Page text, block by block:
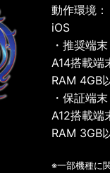
動作環境：
iOS
・推奨端末
A14搭載端
RAM 4GB
・保証端末
A12搭載端
RAM 3GB
※一部機種に